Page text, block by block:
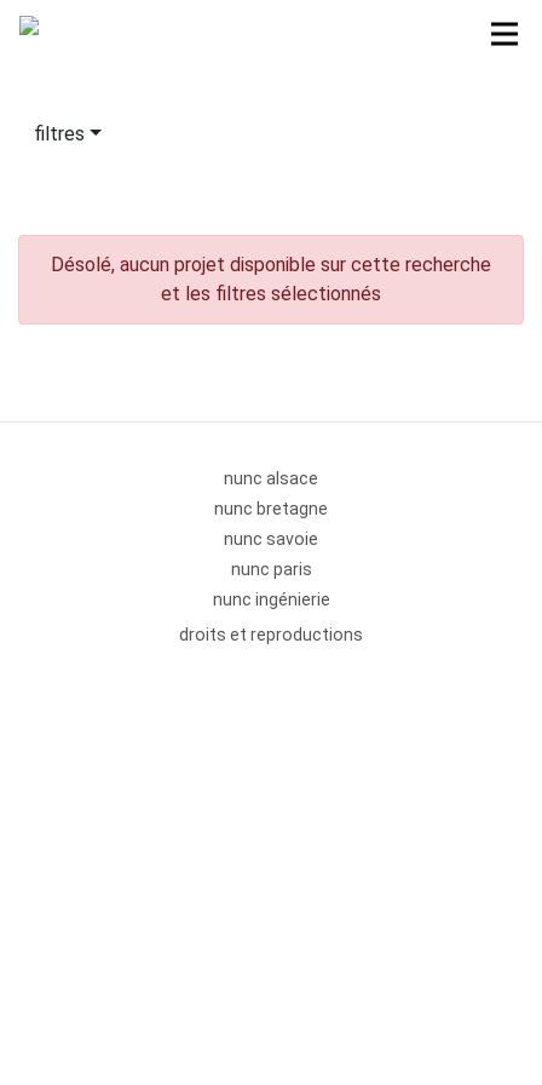
filtres
Désolé, aucun projet disponible sur cette recherche
et les filtres sélectionnés
nunc alsace
nunc bretagne
nunc savoie
nunc paris
nunc ingénierie
droits et reproductions